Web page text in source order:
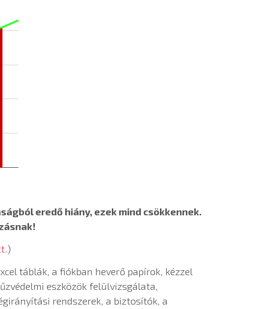
eredő hiány, ezek mind csökkennek.
)
táblák, a fiókban heverő papírok, kézzel
eszközök felülvizsgálata,
rendszerek, a biztosítók, a